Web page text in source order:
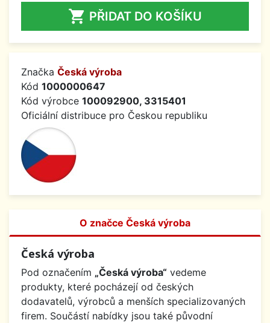
 PŘIDAT DO KOŠÍKU
Značka Česká výroba
Kód 1000000647
Kód výrobce 100092900, 3315401
Oficiální distribuce pro Českou republiku
O značce Česká výroba
Česká výroba
Pod označením „Česká výroba“ vedeme
produkty, které pocházejí od českých
dodavatelů, výrobců a menších specializovaných
firem. Součástí nabídky jsou také původní